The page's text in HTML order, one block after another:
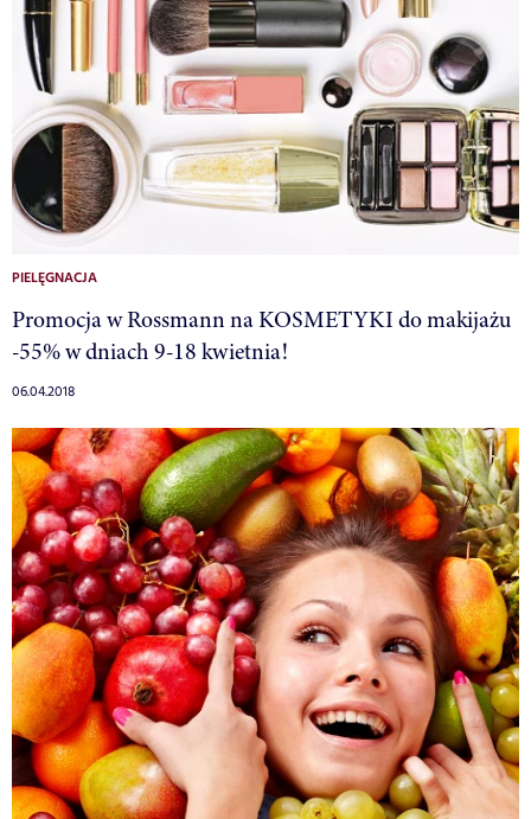
PIELĘGNACJA
Promocja w Rossmann na KOSMETYKI do makijażu
-55% w dniach 9-18 kwietnia!
06.04.2018